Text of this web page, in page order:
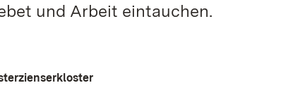
und Arbeit eintauchen.